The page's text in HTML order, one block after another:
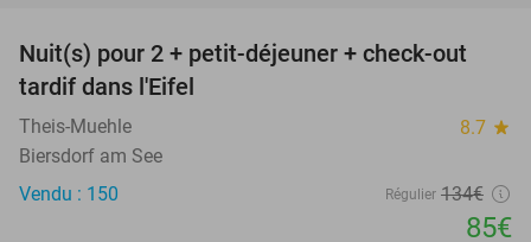
37%
Nuit(s) pour 2 + petit-déjeuner + check-out
tardif dans l'Eifel
Theis-Muehle 8.7 star
Biersdorf am See
Vendu : 150
Régulier 134€
85€